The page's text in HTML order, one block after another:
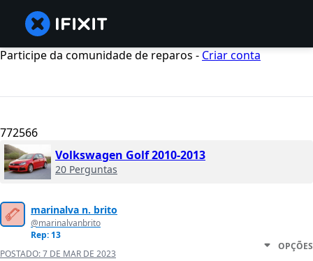
Participe da comunidade de reparos - Criar conta
772566
Volkswagen Golf 2010-2013
20 Perguntas
marinalva n. brito
@marinalvanbrito
Rep: 13
POSTADO:7 DE MAR DE 2023
OPÇÕES